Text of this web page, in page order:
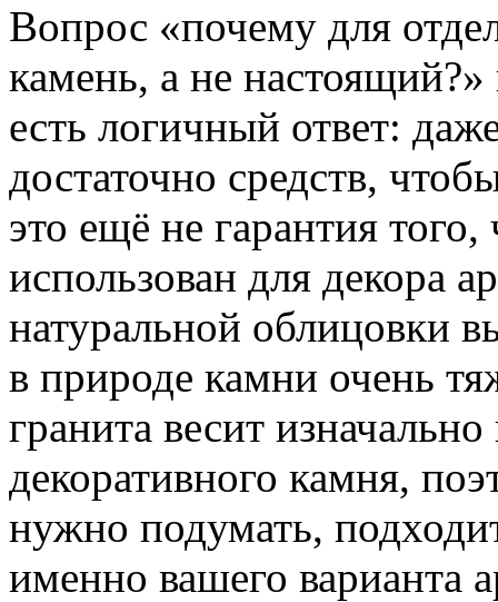
Вопрос «почему для
камень, а не
есть логичный ответ:
достаточно средств,
это ещё не гарантия
использован для декора
натуральной облицовки
в природе камни очень
гранита весит
декоративного камня,
нужно подумать,
именно вашего варианта